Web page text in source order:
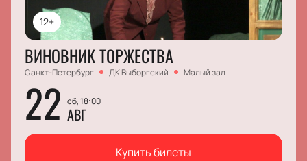
12+
ВИНОВНИК ТОРЖЕСТВА
Санкт-Петербург ДК Выборгский Малый зал
22 сб, 18:00
АВГ
Купить билеты